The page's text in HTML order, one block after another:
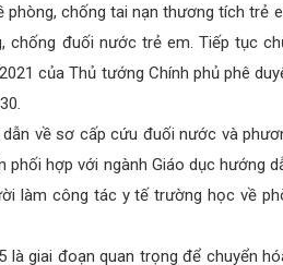
phòng, chống tai nạn thương tích trẻ
chống đuối nước trẻ em. Tiếp tục
của Thủ tướng Chính phủ phê
về sơ cấp cứu đuối nước và
phối hợp với ngành Giáo dục hướng
làm công tác y tế trường học về
là giai đoạn quan trọng để chuyển